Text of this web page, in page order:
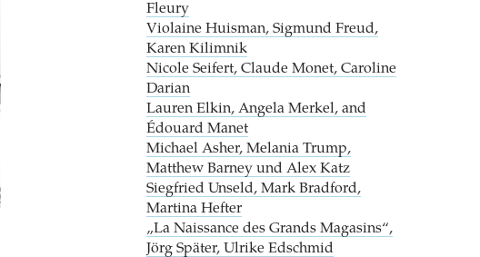
Fleury
Violaine Huisman, Sigmund Freud,
Karen Kilimnik
Nicole Seifert, Claude Monet, Caroline
Darian
Lauren Elkin, Angela Merkel, and
Édouard Manet
Michael Asher, Melania Trump,
Matthew Barney und Alex Katz
Siegfried Unseld, Mark Bradford,
Martina Hefter
„La Naissance des Grands Magasins“,
Jörg Später, Ulrike Edschmid